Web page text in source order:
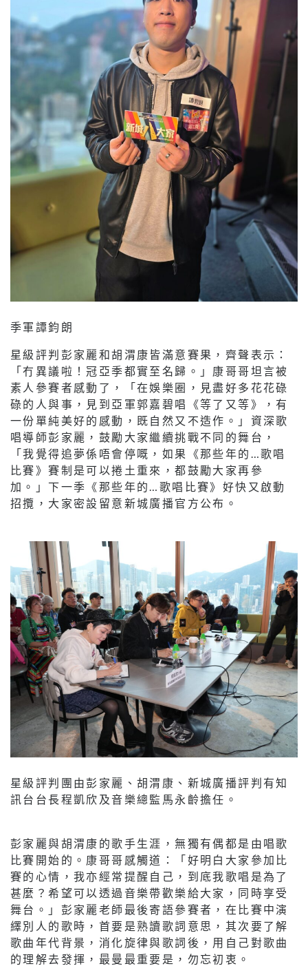
季軍譚鈞朗
星級評判彭家麗和胡渭康皆滿意賽果，齊聲表示：
「冇異議啦！冠亞季都實至名歸。」康哥哥坦言被
素人參賽者感動了，「在娛樂圈，見盡好多花花碌
碌的人與事，見到亞軍郭嘉碧唱《等了又等》，有
一份單純美好的感動，既自然又不造作。」資深歌
唱導師彭家麗，鼓勵大家繼續挑戰不同的舞台，
「我覺得追夢係唔會停嘅，如果《那些年的…歌唱
比賽》賽制是可以捲土重來，都鼓勵大家再參
加。」下一季《那些年的…歌唱比賽》好快又啟動
招攬，大家密設留意新城廣播官方公布。
星級評判團由彭家麗、胡渭康、新城廣播評判有知
訊台台長程凱欣及音樂總監馬永齡擔任。
彭家麗與胡渭康的歌手生涯，無獨有偶都是由唱歌
比賽開始的。康哥哥感觸道：「好明白大家參加比
賽的心情，我亦經常提醒自己，到底我歌唱是為了
甚麼？希望可以透過音樂帶歡樂給大家，同時享受
舞台。」彭家麗老師最後寄語參賽者，在比賽中演
繹別人的歌時，首要是熟讀歌詞意思，其次要了解
歌曲年代背景，消化旋律與歌詞後，用自己對歌曲
的理解去發揮，最曼最重要是，勿忘初衷。